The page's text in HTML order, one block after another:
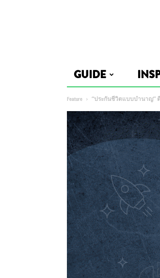
GUIDE
Feature “ประกันชีวิตแบบบำนาญ”